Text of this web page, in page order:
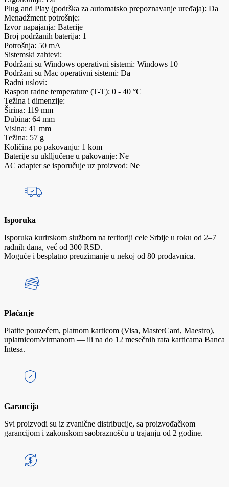
Plug and Play (podrška za automatsko prepoznavanje uređaja): Da
Menadžment potrošnje:
Izvor napajanja: Baterije
Broj podržanih baterija: 1
Potrošnja: 50 mA
Sistemski zahtevi:
Podržani su Windows operativni sistemi: Windows 10
Podržani su Mac operativni sistemi: Da
Radni uslovi:
Raspon radne temperature (T-T): 0 - 40 °C
Težina i dimenzije:
Širina: 119 mm
Dubina: 64 mm
Visina: 41 mm
Težina: 57 g
Količina po pakovanju: 1 kom
Baterije su uklljučene u pakovanje: Ne
AC adapter se isporučuje uz proizvod: Ne
Isporuka
Isporuka kurirskom službom na teritoriji cele Srbije u roku od 2–7
radnih dana, već od 300 RSD.
Moguće i besplatno preuzimanje u nekoj od 80 prodavnica.
Plaćanje
Platite pouzećem, platnom karticom (Visa, MasterCard, Maestro),
uplatnicom/virmanom — ili na do 12 mesečnih rata karticama Banca
Intesa.
Garancija
Svi proizvodi su iz zvanične distribucije, sa proizvođačkom
garancijom i zakonskom saobraznošću u trajanju od 2 godine.